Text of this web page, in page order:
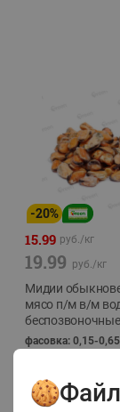
-20%
15.99 руб./кг
19.99 руб./кг
Мидии
мясо п/м в/м
фасовка: 0,15-